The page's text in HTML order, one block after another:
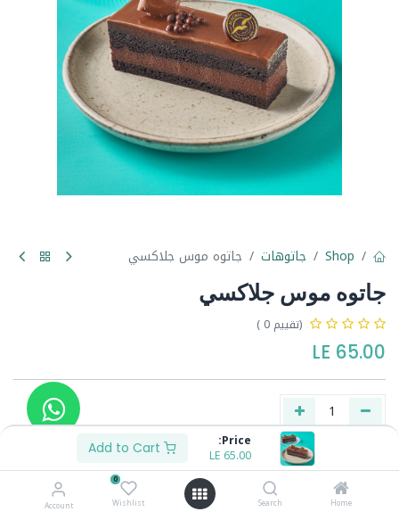
Price:
65.00
Home
Search
0
Wishlist
Account
Shop جاتوهات جاتوه موس جلاكسي
جاتوه موس جلاكسي
(تقييم 0 )
65.00